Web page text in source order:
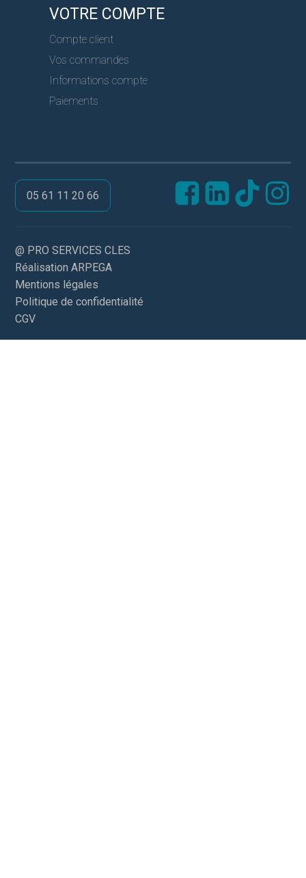
VOTRE COMPTE
Compte client
Vos commandes
Informations compte
Paiements
05 61 11 20 66
@ PRO SERVICES CLES
Réalisation ARPEGA
Mentions légales
Politique de confidentialité
CGV